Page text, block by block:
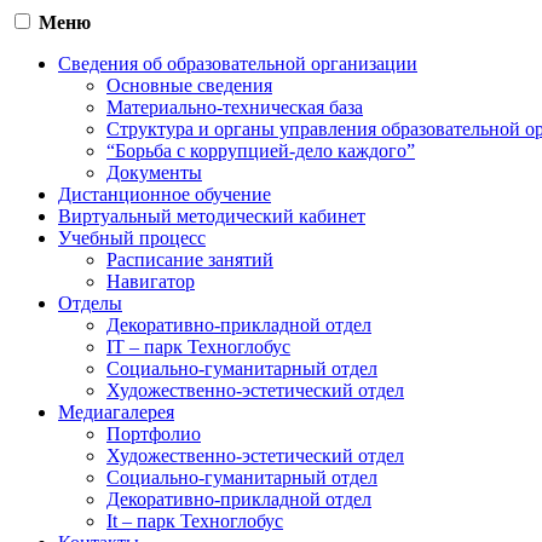
Меню
Сведения об образовательной организации
Основные сведения
Материально-техническая база
Структура и органы управления образовательной
“Борьба с коррупцией-дело каждого”
Документы
Дистанционное обучение
Виртуальный методический кабинет
Учебный процесс
Расписание занятий
Навигатор
Отделы
Декоративно-прикладной отдел
IT – парк Техноглобус
Социально-гуманитарный отдел
Художественно-эстетический отдел
Медиагалерея
Портфолио
Художественно-эстетический отдел
Социально-гуманитарный отдел
Декоративно-прикладной отдел
It – парк Техноглобус